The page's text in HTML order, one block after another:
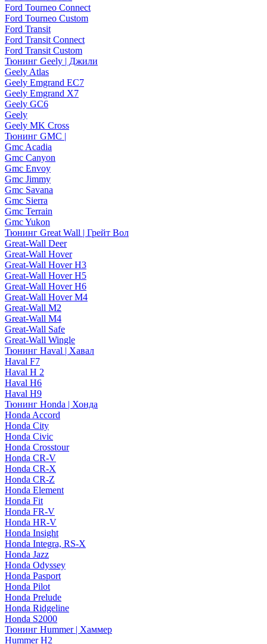
Ford Tourneo Connect
Ford Tourneo Custom
Ford Transit
Ford Transit Connect
Ford Transit Custom
Тюнинг Geely | Джили
Geely Atlas
Geely Emgrand EC7
Geely Emgrand X7
Geely GC6
Geely
Geely MK Cross
Тюнинг GMC |
Gmc Acadia
Gmc Canyon
Gmc Envoy
Gmc Jimmy
Gmc Savana
Gmc Sierra
Gmc Terrain
Gmc Yukon
Тюнинг Great Wall | Грейт Вол
Great-Wall Deer
Great-Wall Hover
Great-Wall Hover H3
Great-Wall Hover H5
Great-Wall Hover H6
Great-Wall Hover M4
Great-Wall M2
Great-Wall M4
Great-Wall Safe
Great-Wall Wingle
Тюнинг Haval | Хавал
Haval F7
Haval H 2
Haval H6
Haval H9
Тюнинг Honda | Хонда
Honda Accord
Honda City
Honda Civic
Honda Crosstour
Honda CR-V
Honda CR-X
Honda CR-Z
Honda Element
Honda Fit
Honda FR-V
Honda HR-V
Honda Insight
Honda Integra, RS-X
Honda Jazz
Honda Odyssey
Honda Pasport
Honda Pilot
Honda Prelude
Honda Ridgeline
Honda S2000
Тюнинг Hummer | Хаммер
Hummer H2